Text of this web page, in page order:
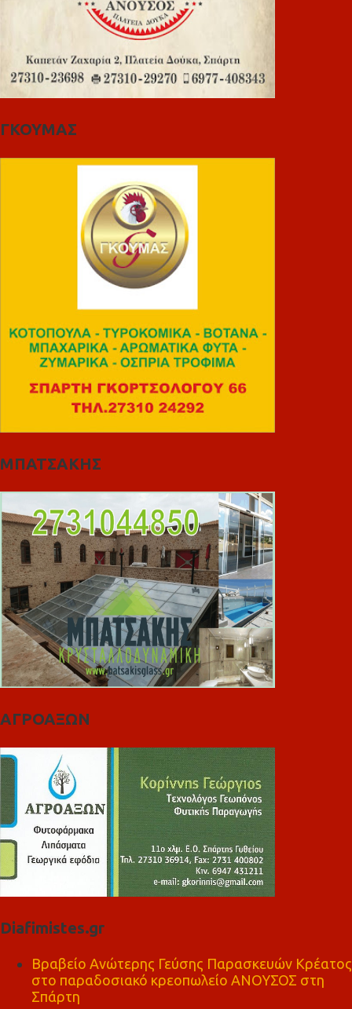
ΓΚΟΥΜΑΣ
ΜΠΑΤΣΑΚΗΣ
ΑΓΡΟΑΞΩΝ
Diafimistes.gr
Βραβείο Ανώτερης Γεύσης Παρασκευών Κρέατος
στο παραδοσιακό κρεοπωλείο ΑΝΟΥΣΟΣ στη
Σπάρτη